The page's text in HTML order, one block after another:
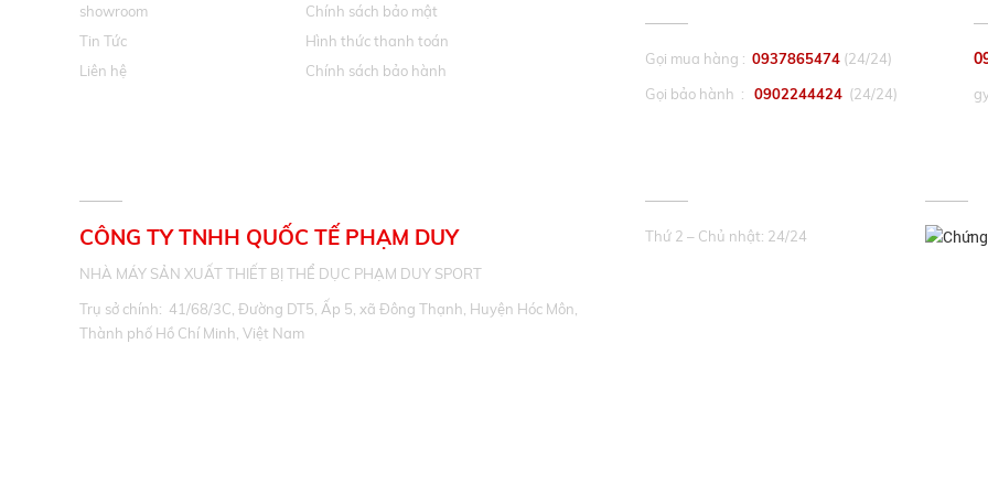
showroom
Tin Tức
Liên hệ
Chính sách bảo mật
Hình thức thanh toán
Chính sách bảo hành
Gọi mua hàng : 0937865474 (24/24)
Gọi bảo hành :
0902244424 (24/24)
CÔNG TY TNHH QUỐC TẾ PHẠM DUY
NHÀ MÁY SẢN XUẤT THIẾT BỊ THỂ DỤC PHẠM DUY SPORT
Trụ sở chính: 41/68/3C, Đường DT5, Ấp 5, xã Đông Thạnh, Huyện Hóc Môn,
Thành phố Hồ Chí Minh, Việt Nam
Thứ 2 – Chủ nhật: 24/24